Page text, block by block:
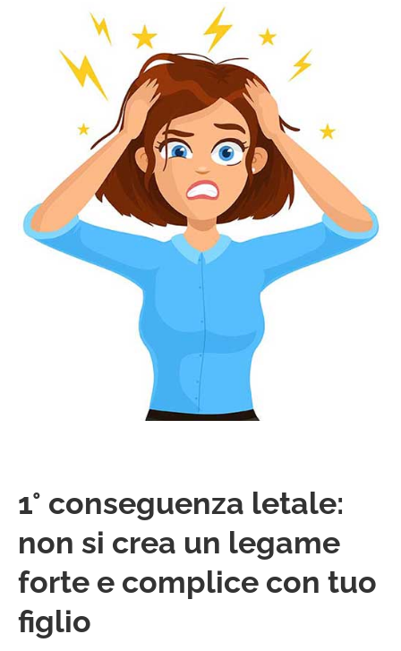
1° conseguenza letale:
non si crea un legame
forte e complice con tuo
figlio